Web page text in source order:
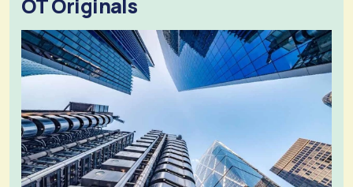
OT Originals